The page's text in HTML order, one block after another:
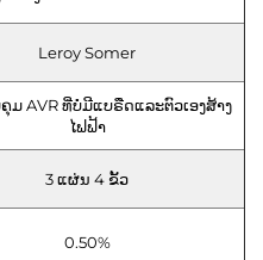
Leroy Somer
ມ AVR ທີ່ບໍ່ມີແບຣືດແລະຕົວເອງສ້າງ
ໄຟຟ້າ
3 ແຜ່ນ 4 ຂັ້ວ
0.50%